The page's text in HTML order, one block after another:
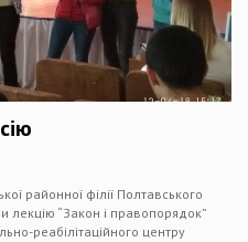
районної філії Полтавського
лекцію “Закон і правопорядок”
реабілітаційного центру